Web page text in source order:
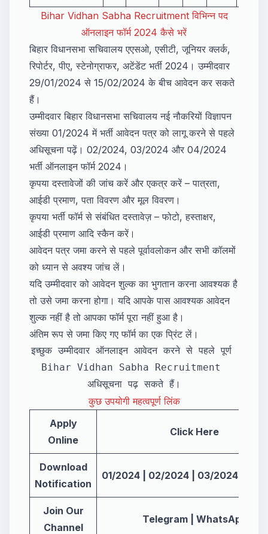
Bihar Vidhan Sabha Recruitment विभिन्न पद
ऑनलाइन फॉर्म 2024 कैसे भरें
बिहार विधानसभा सचिवालय एएसओ, एसीटी, जूनियर क्लर्क,
रिपोर्टर, पीए, स्टेनोग्राफर, अटेंडेंट भर्ती 2024। उम्मीदवार
29/01/2024 से 15/02/2024 के बीच आवेदन कर सकते
हैं।
उम्मीदवार बिहार विधानसभा सचिवालय नई नौकरियों विज्ञापन
संख्या 01/2024 में भर्ती आवेदन पत्र को लागू करने से पहले
अधिसूचना पढ़ें। 02/2024, 03/2024 और 04/2024
भर्ती ऑनलाइन फॉर्म 2024।
कृपया दस्तावेजों की जांच करें और एकत्र करें – पात्रता,
आईडी प्रमाण, पता विवरण और मूल विवरण।
कृपया भर्ती फॉर्म से संबंधित दस्तावेज़ – फोटो, हस्ताक्षर,
आईडी प्रमाण आदि स्कैन करें।
आवेदन पत्र जमा करने से पहले पूर्वावलोकन और सभी कॉलमों
को ध्यान से अवश्य जांच लें।
यदि उम्मीदवार को आवेदन शुल्क का भुगतान करना आवश्यक है
तो उसे जमा करना होगा। यदि आपके पास आवश्यक आवेदन
शुल्क नहीं है तो आपका फॉर्म पूरा नहीं हुआ है।
अंतिम रूप से जमा किए गए फॉर्म का एक प्रिंट लें।
इच्छुक उम्मीदवार ऑनलाइन आवेदन करने से पहले पूर्ण
Bihar Vidhan Sabha Recruitment
अधिसूचना पढ़ सकते हैं।
कुछ उपयोगी महत्वपूर्ण लिंक
Apply
Online
Click Here
Download
Notification
01/2024 02/2024 03/2024
Join Our
Channel
Telegram| WhatsApp